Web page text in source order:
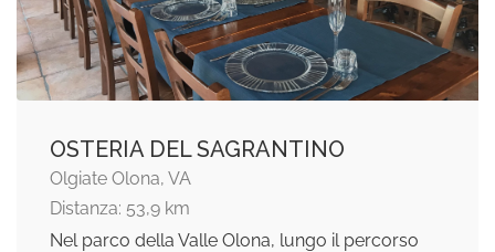
OSTERIA DEL SAGRANTINO
Olgiate Olona, VA
Distanza: 53,9 km
Nel parco della Valle Olona, lungo il percorso